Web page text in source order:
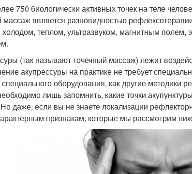
750 биологически активных точек на теле
является разновидностью
теплом, ультразвуком, магнитным полем,
(так называют точечный массаж) лежит
акупрессуры на практике не требует
оборудования, как другие методики
лишь запомнить, какие точки
даже, если вы не знаете локализации
признакам, которые мы рассмотрим